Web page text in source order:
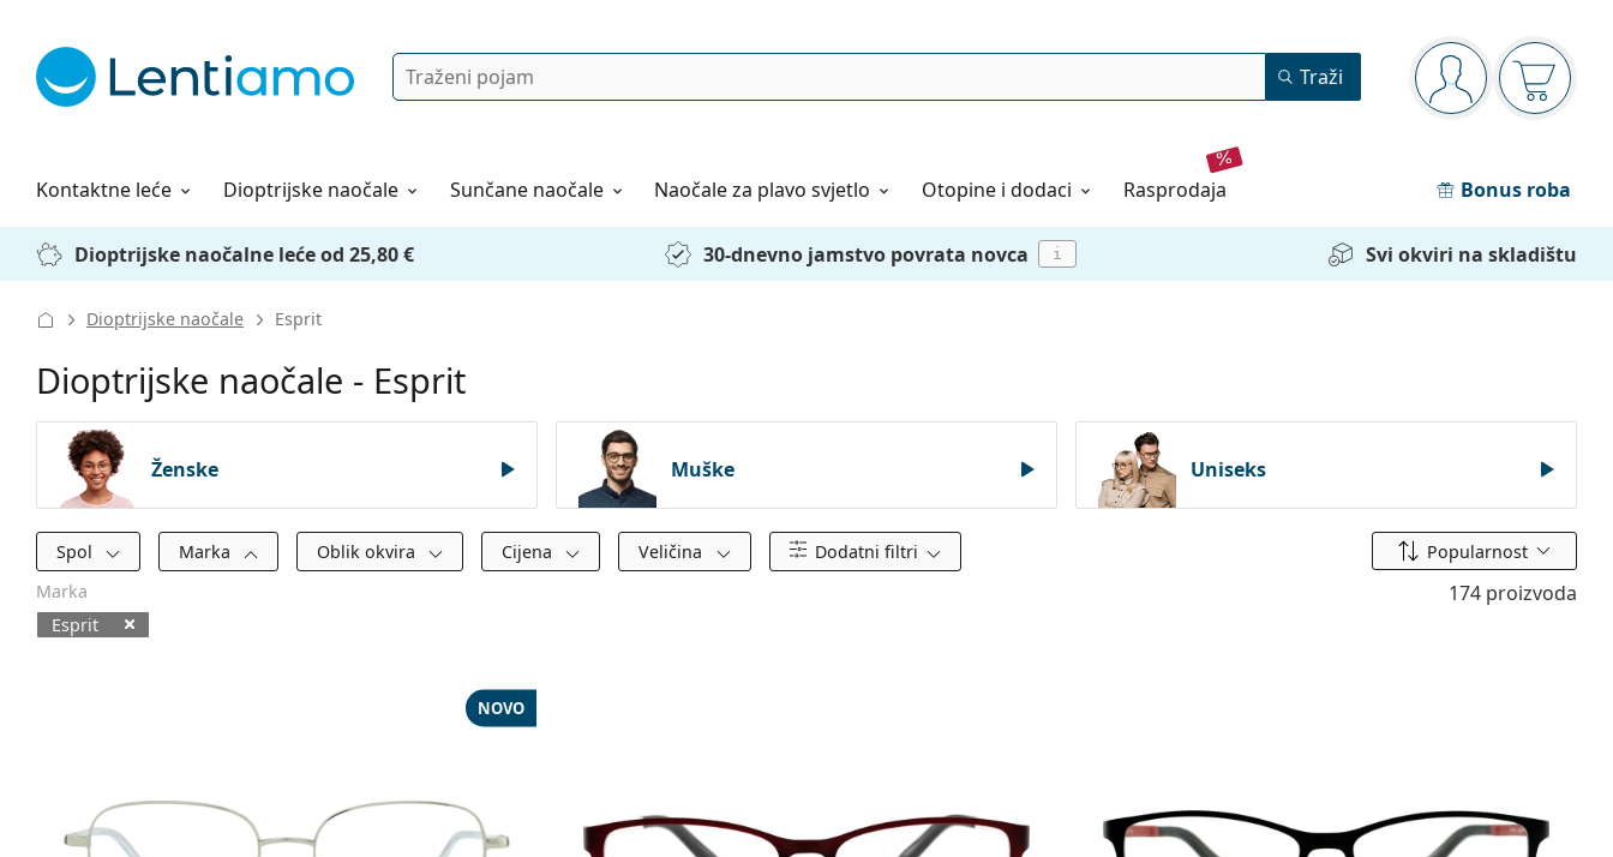
Navigacijska ploča
ste prijavljeni
Pretraga Traži
Kontaktne leće
Otopine za leće Dioptrijske naočale Sunčane naočale Naočaleza plavo svjetlo Otopine i dodaci rasprodaja Bonus roba
Sve o kupovini
Dioptrijske naočalne leće od 25,80 € 30-dnevno jamstvo povrata novca i Svi okviri na skladištu
Dioptrijske naočale Esprit
Dioptrijske naočale - Esprit
Ženske Muške Uniseks
Filtri
Spol Marka Oblik okvira Cijena Veličina Dodatni filtri Sortiraj prema
Popularnost
Marka
Esprit
174 proizvoda
NOVO